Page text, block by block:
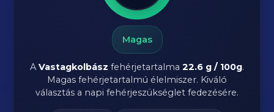
Magas
A Vastagkolbász fehérjetartalma 22.6 g / 100g.
Magas fehérjetartalmú élelmiszer. Kiváló
választás a napi fehérjeszükséglet fedezésére.